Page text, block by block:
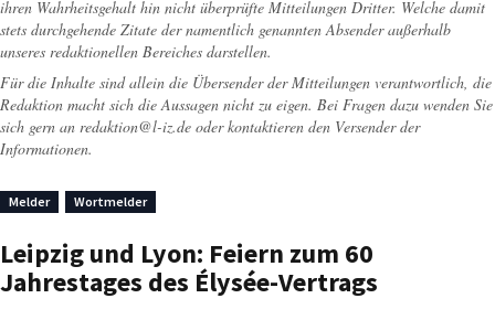
ihren Wahrheitsgehalt hin nicht überprüfte Mitteilungen Dritter. Welche damit
stets durchgehende Zitate der namentlich genannten Absender außerhalb
unseres redaktionellen Bereiches darstellen.
Für die Inhalte sind allein die Übersender der Mitteilungen verantwortlich, die
Redaktion macht sich die Aussagen nicht zu eigen. Bei Fragen dazu wenden Sie
sich gern an redaktion@l-iz.de oder kontaktieren den Versender der
Informationen.
Melder Wortmelder
Leipzig und Lyon: Feiern zum 60
Jahrestages des Élysée-Vertrags